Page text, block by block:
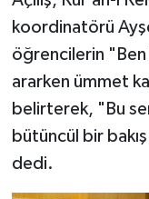
koordinatörü
öğrencilerin
ararken ümmet
belirterek, "Bu
bütüncül bir
dedi.
Gümüşhane
Hatay